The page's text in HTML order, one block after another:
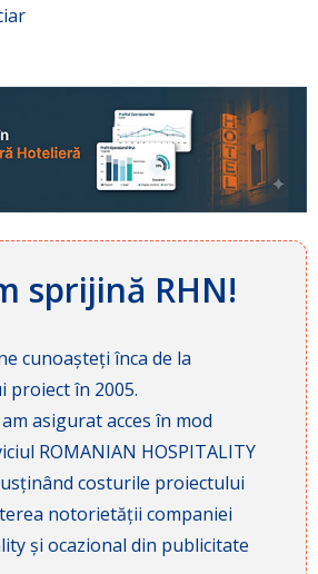
sprijină RHN!
cunoașteți înca de la
proiect în 2005.
asigurat acces în mod
ROMANIAN HOSPITALITY
costurile proiectului
notorietății companiei
și ocazional din publicitate